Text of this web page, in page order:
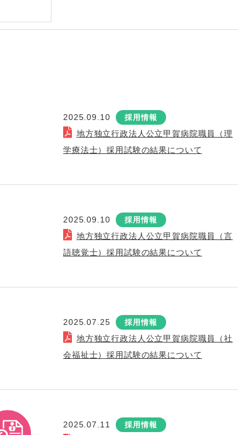
2025.09.10 採用情報
地方独立行政法人公立甲賀病院職員（理
学療法士）採用試験の結果について
2025.09.10 採用情報
地方独立行政法人公立甲賀病院職員（言
語聴覚士）採用試験の結果について
2025.07.25 採用情報
地方独立行政法人公立甲賀病院職員（社
会福祉士）採用試験の結果について
2025.07.11 採用情報